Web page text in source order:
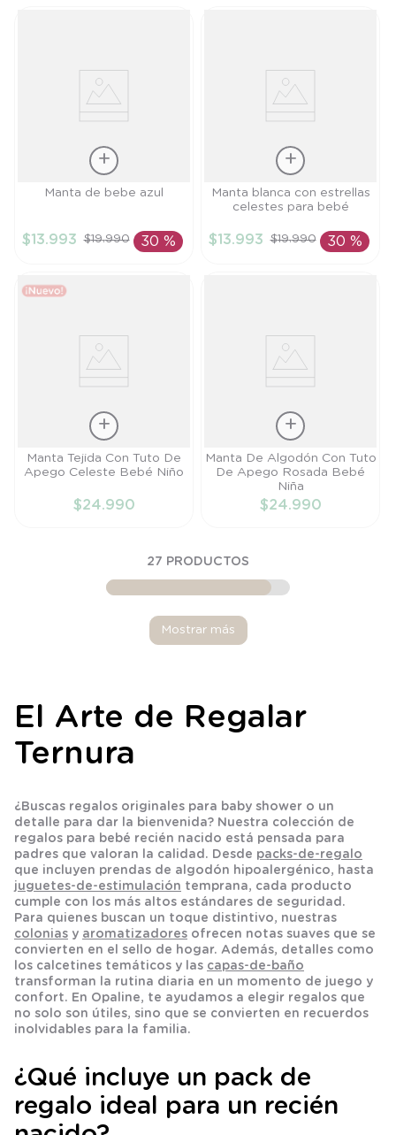
Talla
AÑADIR AL
Manta de bebe azul
$13.993 $19.990 30 %
Talla
AÑADIR AL
Manta blanca con estrellas
celestes para bebé
$13.993 $19.990 30 %
Talla
Manta Tejida Con Tuto De
Apego Celeste Bebé Niño
$24.990
Talla
Manta De Algodón Con Tuto
De Apego Rosada Bebé
Niña
$24.990
27 PRODUCTOS
Mostrar más
El Arte de Regalar
Ternura
¿Buscas regalos originales para baby shower o un
detalle para dar la bienvenida? Nuestra colección de
regalos para bebé recién nacido está pensada para
padres que valoran la calidad. Desde packs-de-regalo
que incluyen prendas de algodón hipoalergénico, hasta
juguetes-de-estimulación temprana, cada producto
cumple con los más altos estándares de seguridad.
Para quienes buscan un toque distintivo, nuestras
colonias y aromatizadores ofrecen notas suaves que se
convierten en el sello de hogar. Además, detalles como
los calcetines temáticos y las capas-de-baño
transforman la rutina diaria en un momento de juego y
confort. En Opaline, te ayudamos a elegir regalos que
no solo son útiles, sino que se convierten en recuerdos
inolvidables para la familia.
¿Qué incluye un pack de
regalo ideal para un recién